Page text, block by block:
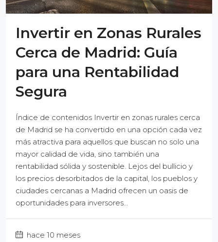
Invertir en Zonas Rurales
Cerca de Madrid: Guía
para una Rentabilidad
Segura
Índice de contenidos Invertir en zonas rurales cerca
de Madrid se ha convertido en una opción cada vez
más atractiva para aquellos que buscan no solo una
mayor calidad de vida, sino también una
rentabilidad sólida y sostenible. Lejos del bullicio y
los precios desorbitados de la capital, los pueblos y
ciudades cercanas a Madrid ofrecen un oasis de
oportunidades para inversores...
hace 10 meses